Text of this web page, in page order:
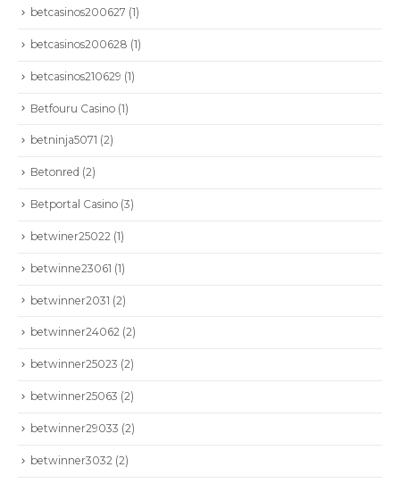
betcasinos200627 (1)
betcasinos200628 (1)
betcasinos210629 (1)
Betfouru Casino (1)
betninja5071 (2)
Betonred (2)
Betportal Casino (3)
betwiner25022 (1)
betwinne23061 (1)
betwinner2031 (2)
betwinner24062 (2)
betwinner25023 (2)
betwinner25063 (2)
betwinner29033 (2)
betwinner3032 (2)